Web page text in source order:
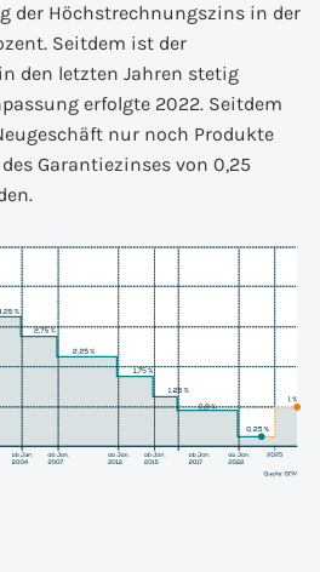
der Höchstrechnungszins in der
Seitdem ist der
den letzten Jahren stetig
erfolgte 2022. Seitdem
nur noch Produkte
Garantiezinses von 0,25